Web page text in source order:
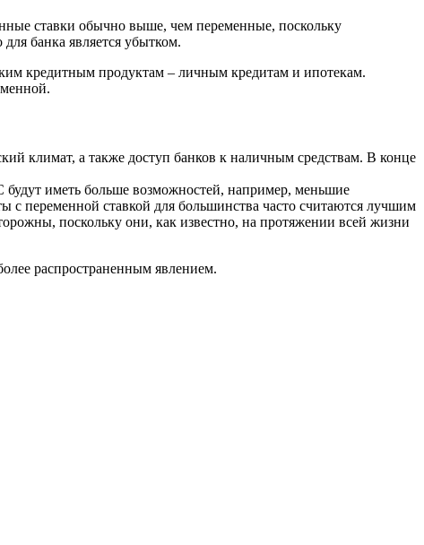
ставки обычно выше, чем переменные, поскольку
банка является убытком.
кредитным продуктам – личным кредитам и ипотекам.
климат, а также доступ банков к наличным средствам. В конце
иметь больше возможностей, например, меньшие
переменной ставкой для большинства часто считаются лучшим
поскольку они, как известно, на протяжении всей жизни
распространенным явлением.